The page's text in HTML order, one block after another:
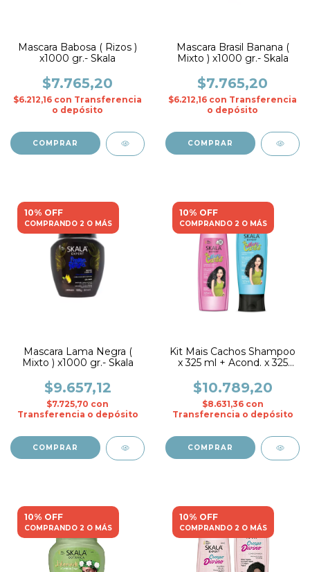
Mascara Babosa ( Rizos )
x1000 gr.- Skala
$7.765,20
$6.212,16 con Transferencia
o depósito
Mascara Brasil Banana (
Mixto ) x1000 gr.- Skala
$7.765,20
$6.212,16 con Transferencia
o depósito
10% OFF
COMPRANDO 2 O MÁS
Mascara Lama Negra (
Mixto ) x1000 gr.- Skala
$9.657,12
$7.725,70 con
Transferencia o depósito
10% OFF
COMPRANDO 2 O MÁS
Kit Mais Cachos Shampoo
x 325 ml + Acond. x 325
$10.789,20
$8.631,36 con
Transferencia o depósito
10% OFF
COMPRANDO 2 O MÁS
10% OFF
COMPRANDO 2 O MÁS